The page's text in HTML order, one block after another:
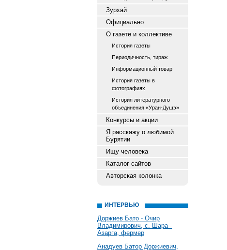
Зурхай
Официально
О газете и коллективе
История газеты
Периодичность, тираж
Информационный товар
История газеты в
фотографиях
История литературного
объединения «Уран-Душэ»
Конкурсы и акции
Я расскажу о любимой
Бурятии
Ищу человека
Каталог сайтов
Авторская колонка
ИНТЕРВЬЮ
Доржиев Бато - Очир
Владимирович, с. Шара -
Азарга, фермер
Анадуев Батор Доржиевич,